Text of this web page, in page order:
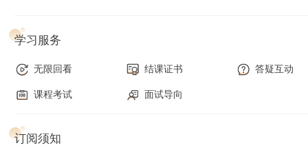
学习服务
无限回看 结课证书 答疑互动
课程考试 面试导向
订阅须知